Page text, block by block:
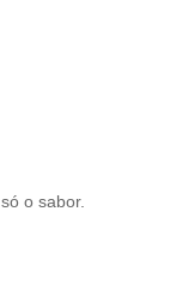
o sabor.